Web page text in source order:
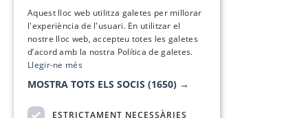
Aquest lloc web utilitza galetes per millorar
l'experiència de l'usuari. En utilitzar el
nostre lloc web, accepteu totes les galetes
d’acord amb la nostra Política de galetes.
Llegir-ne més
MOSTRA TOTS ELS SOCIS (1650) →
ESTRICTAMENT NECESSÀRIES